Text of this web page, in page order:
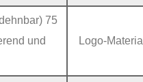
75
und
Logo-Material